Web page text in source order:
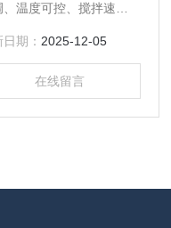
温度可控、搅拌速度
期： 2025-12-05
在线留言